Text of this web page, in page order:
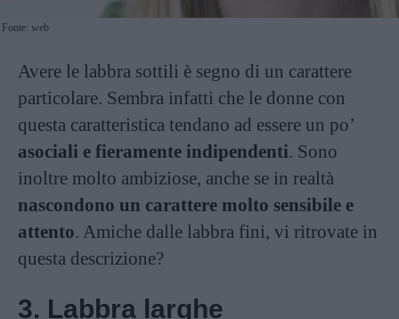
Fonte: web
Avere le labbra sottili è segno di un carattere
particolare. Sembra infatti che le donne con
questa caratteristica tendano ad essere un po’
asociali e fieramente indipendenti. Sono
inoltre molto ambiziose, anche se in realtà
nascondono un carattere molto sensibile e
attento. Amiche dalle labbra fini, vi ritrovate in
questa descrizione?
3. Labbra larghe